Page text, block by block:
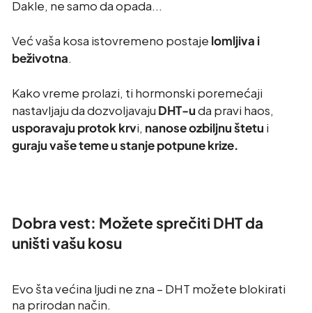
Dakle, ne samo da opada...
Već vaša kosa istovremeno postaje lomljiva i
beživotna.
Kako vreme prolazi, ti hormonski poremećaji
nastavljaju da dozvoljavaju DHT-uda pravi haos,
usporavaju protok krvi, nanose ozbiljnu štetu i
guraju vaše teme u stanje potpune krize.
Dobra vest: Možete sprečiti DHT da
uništi vašu kosu
Evo šta većina ljudi ne zna – DHT možete blokirati
na prirodan način.